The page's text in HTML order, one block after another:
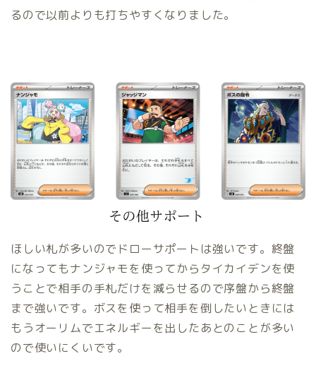
るので以前よりも打ちやすくなりました。
ほしい札が多いのでドローサポートは強いです。終盤
になってもナンジャモを使ってからタイカイデンを使
うことで相手の手札だけを減らせるので序盤から終盤
まで強いです。ボスを使って相手を倒したいときには
もうオーリムでエネルギーを出したあとのことが多い
ので使いにくいです。